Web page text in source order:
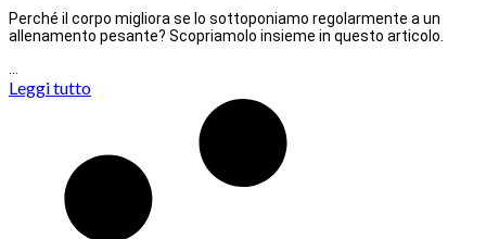
Perché il corpo migliora se lo sottoponiamo regolarmente a un
allenamento pesante? Scopriamolo insieme in questo articolo.
Leggi tutto